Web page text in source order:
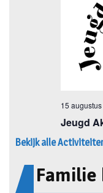
Bekijk alle